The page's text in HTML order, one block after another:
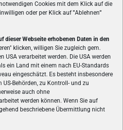
Cookies mit dem Klick auf die
oder per Klick auf"Ablehnen"
dieser Webseite erhobenen Daten in den
klicken, willigen Sie zugleich gem.
USA verarbeitet werden. Die USA werden
ein Land mit einem nach EU-Standards
eingeschätzt. Es besteht insbesondere
Behörden, zu Kontroll- und zu
auch ohne
werden können. Wenn Sie auf
beschriebene Übermittlung nicht
UNS
Gamers.at ist das älteste Online-
und bringt täglich aktuelle News,
und Konsolenspielen, Gaming-
der Welt des e-Sport's.